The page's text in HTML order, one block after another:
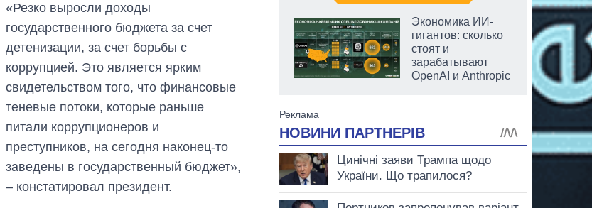
«Резко выросли доходы
государственного бюджета за счет
детенизации, за счет борьбы с
коррупцией. Это является ярким
свидетельством того, что финансовые
теневые потоки, которые раньше
питали коррупционеров и
преступников, на сегодня наконец-то
заведены в государственный бюджет»,
– констатировал президент.
массированных
ударов по Украине
за лето: Киев и
область стали
главной целью рф
Экономика ИИ-
гигантов: сколько
стоят и
зарабатывают
OpenAI и Anthropic